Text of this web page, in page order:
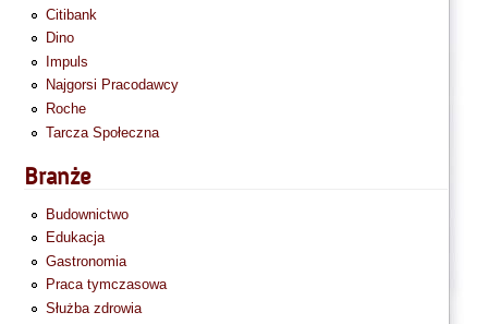
Citibank
Dino
Impuls
Najgorsi Pracodawcy
Roche
Tarcza Społeczna
Branże
Budownictwo
Edukacja
Gastronomia
Praca tymczasowa
Służba zdrowia